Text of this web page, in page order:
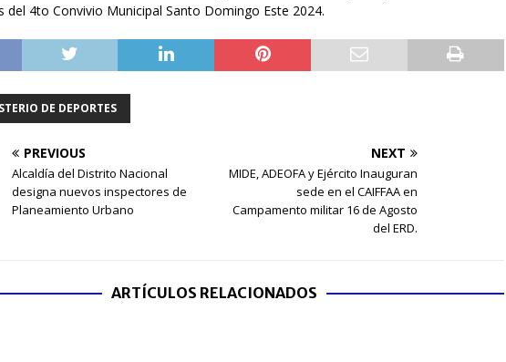
del 4to Convivio Municipal Santo Domingo Este 2024.
DE DEPORTES
PREVIOUS
Alcaldía del Distrito Nacional
designa nuevos inspectores de
Planeamiento Urbano
NEXT
MIDE, ADEOFA y Ejército Inauguran
sede en el CAIFFAA en
Campamento militar 16 de Agosto
del ERD.
ARTÍCULOS RELACIONADOS